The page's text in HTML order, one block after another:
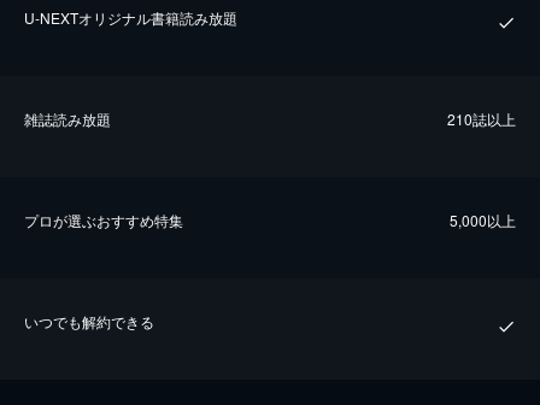
U-NEXTオリジナル書籍読み放題
雑誌読み放題 210誌以上
プロが選ぶおすすめ特集 5,000以上
いつでも解約できる